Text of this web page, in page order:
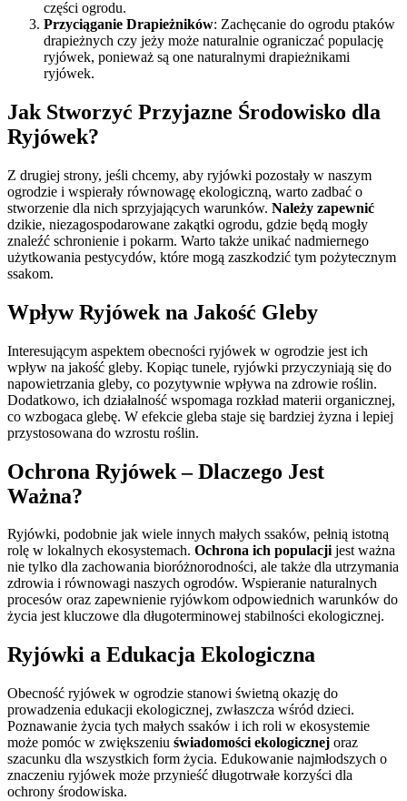
części ogrodu.
Przyciąganie Drapieżników: Zachęcanie do ogrodu ptaków
drapieżnych czy jeży może naturalnie ograniczać populację
ryjówek, ponieważ są one naturalnymi drapieżnikami
ryjówek.
Jak Stworzyć Przyjazne Środowisko dla
Ryjówek?
Z drugiej strony, jeśli chcemy, aby ryjówki pozostały w naszym
ogrodzie i wspierały równowagę ekologiczną, warto zadbać o
stworzenie dla nich sprzyjających warunków. Należy zapewnić
dzikie, niezagospodarowane zakątki ogrodu, gdzie będą mogły
znaleźć schronienie i pokarm. Warto także unikać nadmiernego
użytkowania pestycydów, które mogą zaszkodzić tym pożytecznym
ssakom.
Wpływ Ryjówek na Jakość Gleby
Interesującym aspektem obecności ryjówek w ogrodzie jest ich
wpływ na jakość gleby. Kopiąc tunele, ryjówki przyczyniają się do
napowietrzania gleby, co pozytywnie wpływa na zdrowie roślin.
Dodatkowo, ich działalność wspomaga rozkład materii organicznej,
co wzbogaca glebę. W efekcie gleba staje się bardziej żyzna i lepiej
przystosowana do wzrostu roślin.
Ochrona Ryjówek – Dlaczego Jest
Ważna?
Ryjówki, podobnie jak wiele innych małych ssaków, pełnią istotną
rolę w lokalnych ekosystemach. Ochrona ich populacjijest ważna
nie tylko dla zachowania bioróżnorodności, ale także dla utrzymania
zdrowia i równowagi naszych ogrodów. Wspieranie naturalnych
procesów oraz zapewnienie ryjówkom odpowiednich warunków do
życia jest kluczowe dla długoterminowej stabilności ekologicznej.
Ryjówki a Edukacja Ekologiczna
Obecność ryjówek w ogrodzie stanowi świetną okazję do
prowadzenia edukacji ekologicznej, zwłaszcza wśród dzieci.
Poznawanie życia tych małych ssaków i ich roli w ekosystemie
może pomóc w zwiększeniu świadomości ekologicznej oraz
szacunku dla wszystkich form życia. Edukowanie najmłodszych o
znaczeniu ryjówek może przynieść długotrwałe korzyści dla
ochrony środowiska.